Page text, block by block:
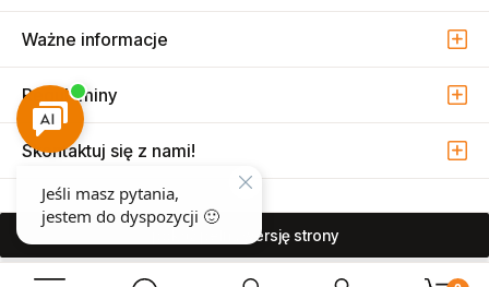
Ważne informacje
Regulaminy
Skontaktuj się z nami!
pokaż pełną wersję strony